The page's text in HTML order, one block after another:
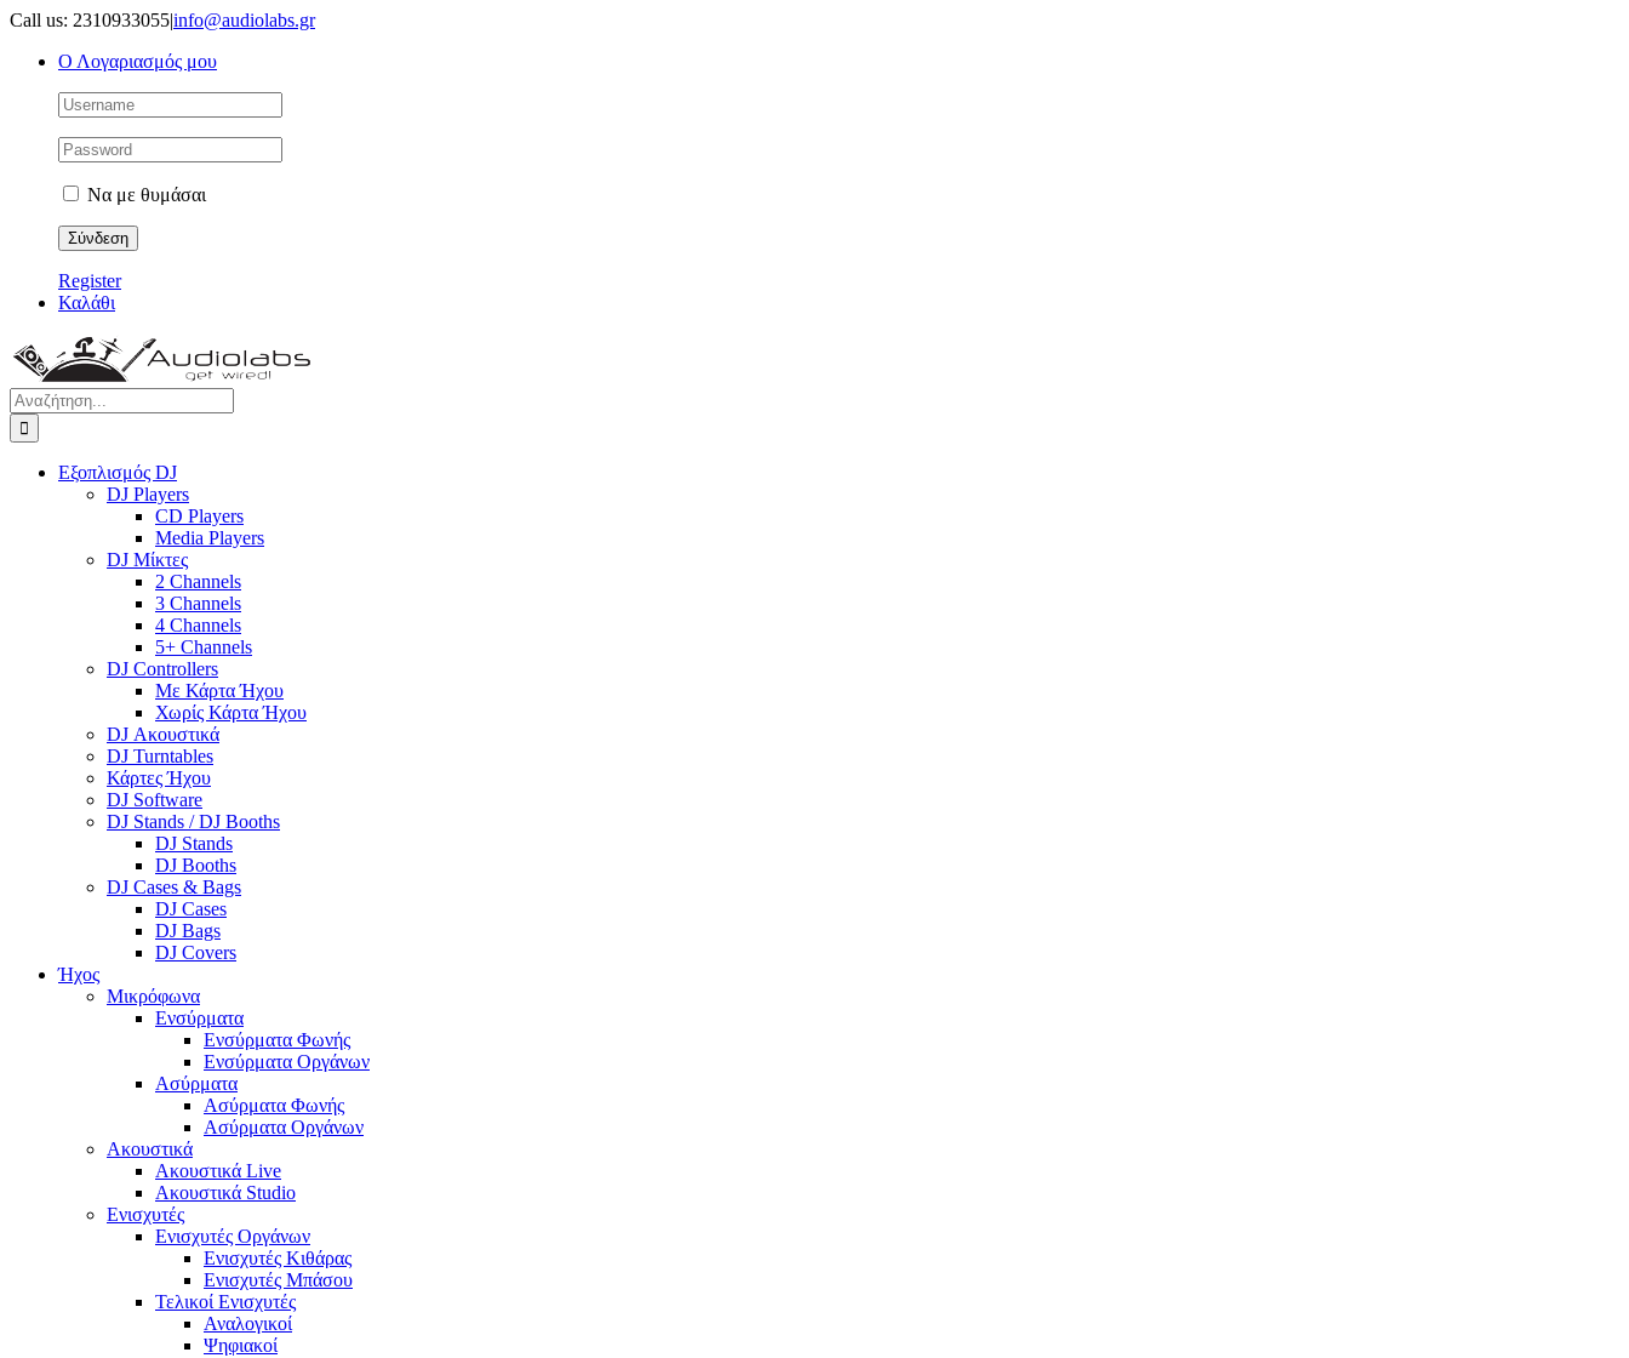
Μετάβαση
περιεχόμενο
Call us: 2310933055|info@audiolabs.gr
Ο Λογαριασμός μου
Να με θυμάσαι
Register
Καλάθι
Αναζήτηση
για:
Εξοπλισμός DJ
DJ Players
CD Players
Media Players
DJ Μίκτες
2 Channels
3 Channels
4 Channels
5+ Channels
DJ Controllers
Με Κάρτα Ήχου
Χωρίς Κάρτα Ήχου
DJ Ακουστικά
DJ Turntables
Κάρτες Ήχου
DJ Software
DJ Stands / DJ Booths
DJ Stands
DJ Booths
DJ Cases & Bags
DJ Cases
DJ Bags
DJ Covers
Ήχος
Μικρόφωνα
Ενσύρματα
Ενσύρματα Φωνής
Ενσύρματα Οργάνων
Ασύρματα
Ασύρματα Φωνής
Ασύρματα Οργάνων
Ακουστικά
Ακουστικά Live
Ακουστικά Studio
Ενισχυτές
Ενισχυτές Οργάνων
Ενισχυτές Κιθάρας
Ενισχυτές Μπάσου
Τελικοί Ενισχυτές
Αναλογικοί
Ψηφιακοί